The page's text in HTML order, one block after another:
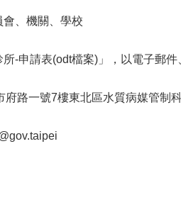
、機關、學校
-申請表(odt檔案)」，以電子郵
府路一號7樓東北區水質病媒管制